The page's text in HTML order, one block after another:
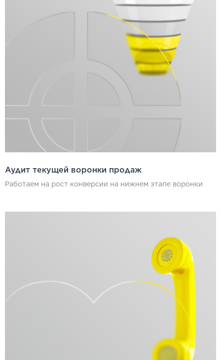
Аудит текущей воронки продаж
Работаем на рост конверсии на нижнем этапе воронки